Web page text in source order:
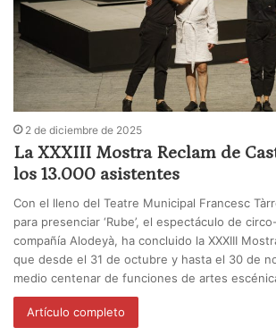
2 de diciembre de 2025
La XXXIII Mostra Reclam de
los 13.000 asistentes
Con el lleno del Teatre Municipal Francesc
para presenciar ‘Rube’, el espectáculo de
compañía Alodeyà, ha concluido la XXXIII
que desde el 31 de octubre y hasta el 30 de
medio centenar de funciones de artes
Artículo completo